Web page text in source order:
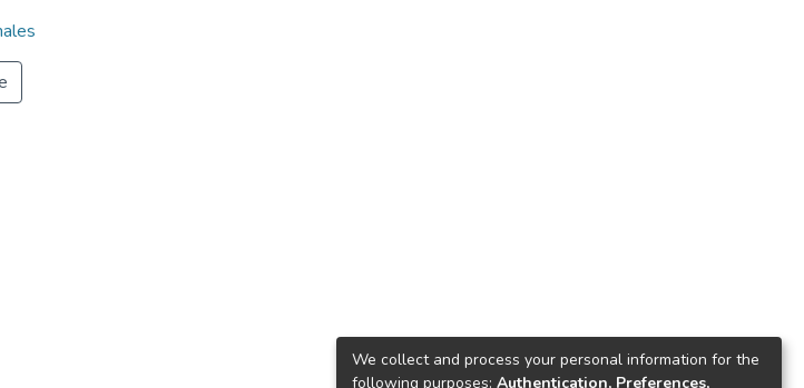
We collect and process your personal information for the
following purposes: Authentication, Preferences,